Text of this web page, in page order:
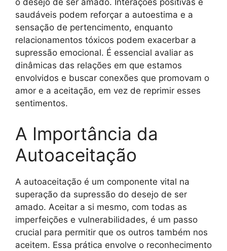
o desejo de ser amado. Interações positivas e
saudáveis podem reforçar a autoestima e a
sensação de pertencimento, enquanto
relacionamentos tóxicos podem exacerbar a
supressão emocional. É essencial avaliar as
dinâmicas das relações em que estamos
envolvidos e buscar conexões que promovam o
amor e a aceitação, em vez de reprimir esses
sentimentos.
A Importância da
Autoaceitação
A autoaceitação é um componente vital na
superação da supressão do desejo de ser
amado. Aceitar a si mesmo, com todas as
imperfeições e vulnerabilidades, é um passo
crucial para permitir que os outros também nos
aceitem. Essa prática envolve o reconhecimento